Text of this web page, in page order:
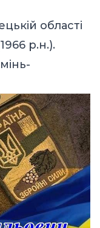
області
р.н.).